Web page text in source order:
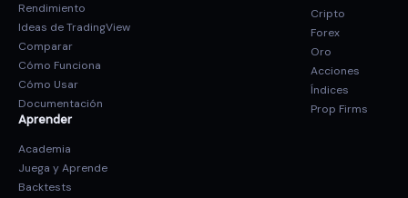
Rendimiento
Ideas de TradingView
Comparar
Cómo Funciona
Cómo Usar
Documentación
Aprender
Academia
Juega y Aprende
Backtests
Cripto
Forex
Oro
Acciones
Índices
Prop Firms